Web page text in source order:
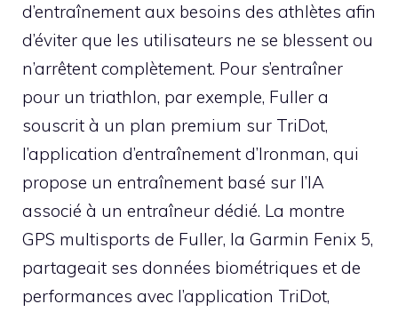
d’entraînement aux besoins des athlètes afin
d’éviter que les utilisateurs ne se blessent ou
n’arrêtent complètement. Pour s’entraîner
pour un triathlon, par exemple, Fuller a
souscrit à un plan premium sur TriDot,
l’application d’entraînement d’Ironman, qui
propose un entraînement basé sur l’IA
associé à un entraîneur dédié. La montre
GPS multisports de Fuller, la Garmin Fenix ​​5,
partageait ses données biométriques et de
performances avec l’application TriDot,